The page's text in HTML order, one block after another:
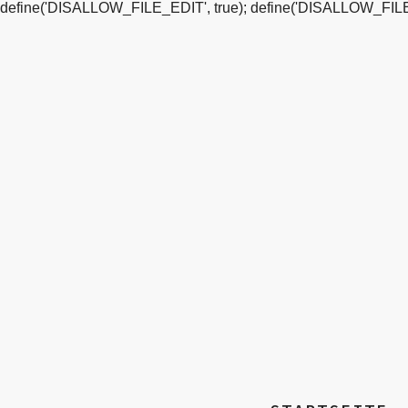
define('DISALLOW_FILE_EDIT', true);